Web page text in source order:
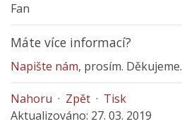
Fan
Máte více informací?
Napište nám, prosím. Děkujeme.
Nahoru · Zpět · Tisk
Aktualizováno: 27. 03. 2019